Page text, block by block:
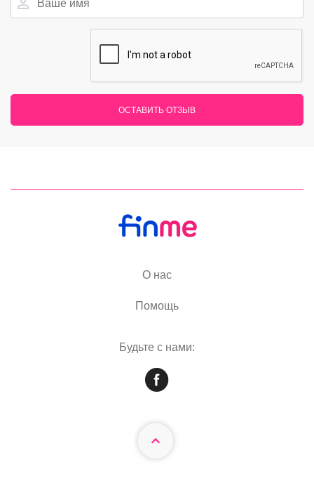
ОСТАВИТЬ ОТЗЫВ
О нас
Помощь
Будьте с нами: